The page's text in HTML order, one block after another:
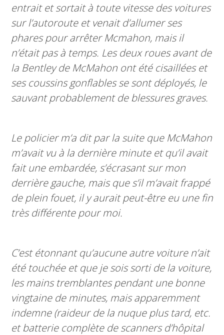
entrait et sortait à toute vitesse des voitures
sur l’autoroute et venait d’allumer ses
phares pour arrêter Mcmahon, mais il
n’était pas à temps. Les deux roues avant de
la Bentley de McMahon ont été cisaillées et
ses coussins gonflables se sont déployés, le
sauvant probablement de blessures graves.
Le policier m’a dit par la suite que McMahon
m’avait vu à la dernière minute et qu’il avait
fait une embardée, s’écrasant sur mon
derrière gauche, mais que s’il m’avait frappé
de plein fouet, il y aurait peut-être eu une fin
très différente pour moi.
C’est étonnant qu’aucune autre voiture n’ait
été touchée et que je sois sorti de la voiture,
les mains tremblantes pendant une bonne
vingtaine de minutes, mais apparemment
indemne (raideur de la nuque plus tard, etc.
et batterie complète de scanners d’hôpital